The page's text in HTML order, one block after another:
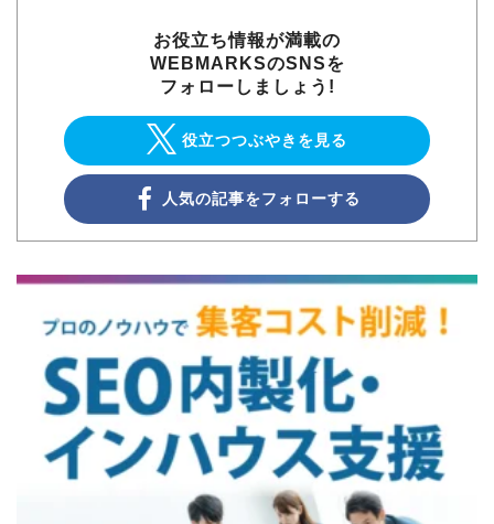
お役立ち情報が満載の
WEBMARKSのSNSを
フォローしましょう!
役立つつぶやきを見る
人気の記事をフォローする